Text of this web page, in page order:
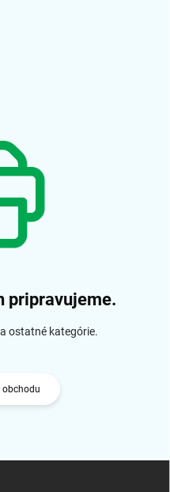
pripravujeme.
ostatné kategórie.
obchodu